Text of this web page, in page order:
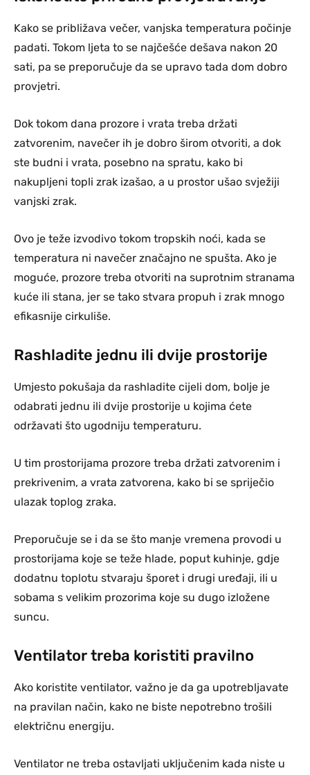
Kako se približava večer, vanjska temperatura počinje
padati. Tokom ljeta to se najčešće dešava nakon 20
sati, pa se preporučuje da se upravo tada dom dobro
provjetri.
Dok tokom dana prozore i vrata treba držati
zatvorenim, navečer ih je dobro širom otvoriti, a dok
ste budni i vrata, posebno na spratu, kako bi
nakupljeni topli zrak izašao, a u prostor ušao svježiji
vanjski zrak.
Ovo je teže izvodivo tokom tropskih noći, kada se
temperatura ni navečer značajno ne spušta. Ako je
moguće, prozore treba otvoriti na suprotnim stranama
kuće ili stana, jer se tako stvara propuh i zrak mnogo
efikasnije cirkuliše.
Rashladite jednu ili dvije prostorije
Umjesto pokušaja da rashladite cijeli dom, bolje je
odabrati jednu ili dvije prostorije u kojima ćete
održavati što ugodniju temperaturu.
U tim prostorijama prozore treba držati zatvorenim i
prekrivenim, a vrata zatvorena, kako bi se spriječio
ulazak toplog zraka.
Preporučuje se i da se što manje vremena provodi u
prostorijama koje se teže hlade, poput kuhinje, gdje
dodatnu toplotu stvaraju šporet i drugi uređaji, ili u
sobama s velikim prozorima koje su dugo izložene
suncu.
Ventilator treba koristiti pravilno
Ako koristite ventilator, važno je da ga upotrebljavate
na pravilan način, kako ne biste nepotrebno trošili
električnu energiju.
Ventilator ne treba ostavljati uključenim kada niste u